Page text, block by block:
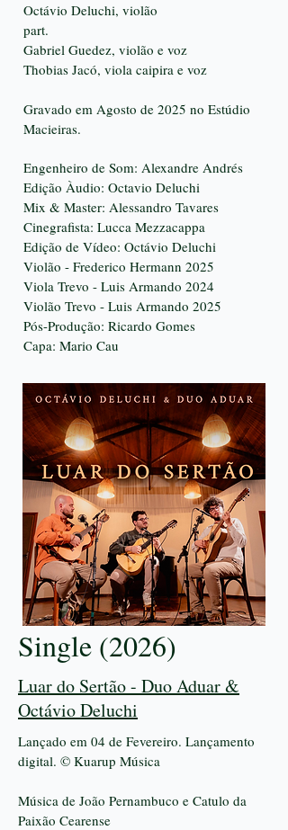
Octávio Deluchi, violão
part.
Gabriel Guedez, violão e voz
Thobias Jacó, viola caipira e voz
Gravado em Agosto de 2025 no Estúdio
Macieiras.
Engenheiro de Som: Alexandre Andrés
Edição Àudio: Octavio Deluchi
Mix & Master: Alessandro Tavares
Cinegrafista: Lucca Mezzacappa
Edição de Vídeo: Octávio Deluchi
Violão - Frederico Hermann 2025
Viola Trevo - Luis Armando 2024
Violão Trevo - Luis Armando 2025
Pós-Produção: Ricardo Gomes
Capa: Mario Cau
Single (2026)
Luar do Sertão - Duo Aduar &
Octávio Deluchi
Lançado em 04 de Fevereiro. Lançamento
digital. © Kuarup Música
Música de João Pernambuco e Catulo da
Paixão Cearense